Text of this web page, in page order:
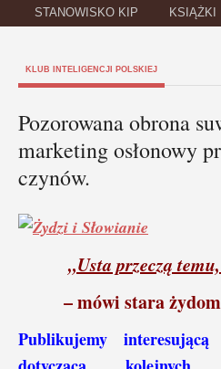
STANOWISKO KIP KSIĄŻKI
KLUB INTELIGENCJI POLSKIEJ
Pozorowana obrona
marketing osłonowy
czynów.
„Usta przeczą
– mówi stara
Publikujemy